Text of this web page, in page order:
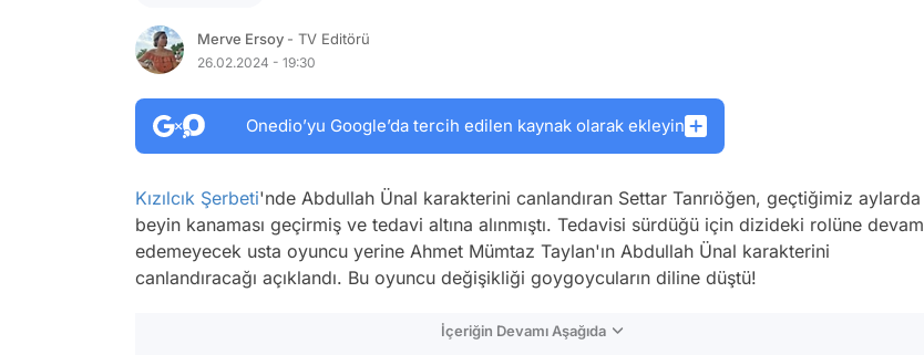
Merve Ersoy - TV Editörü
26.02.2024 - 19:30
Onedio’yu Google’da tercih edilen kaynak olarak ekleyin
Kızılcık Şerbeti'nde Abdullah Ünal karakterini canlandıran Settar Tanrıöğen, geçtiğimiz aylarda
beyin kanaması geçirmiş ve tedavi altına alınmıştı. Tedavisi sürdüğü için dizideki rolüne devam
edemeyecek usta oyuncu yerine Ahmet Mümtaz Taylan'ın Abdullah Ünal karakterini
canlandıracağı açıklandı. Bu oyuncu değişikliği goygoycuların diline düştü!
İçeriğin Devamı Aşağıda